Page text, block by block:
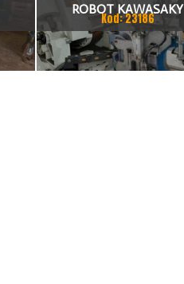
ROBOT KAWASAKY
Kod: 23186